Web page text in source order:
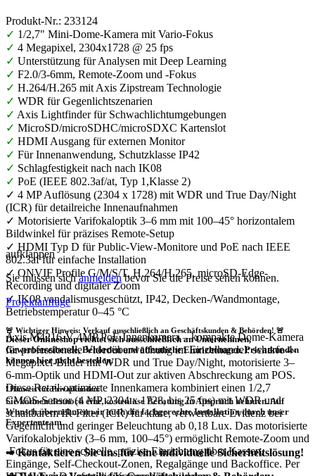
Produkt-Nr.: 233124
✓ 1/2,7" Mini-Dome-Kamera mit Vario-Fokus
✓ 4 Megapixel, 2304x1728 @ 25 fps
✓ Unterstützung für Analysen mit Deep Learning
✓ F2.0/3-6mm, Remote-Zoom und -Fokus
✓ H.264/H.265 mit Axis Zipstream Technologie
✓ WDR für Gegenlichtszenarien
✓ Axis Lightfinder für Schwachlichtumgebungen
✓ MicroSD/microSDHC/microSDXC Kartenslot
✓ HDMI Ausgang für externen Monitor
✓ Für Innenanwendung, Schutzklasse IP42
✓ Schlagfestigkeit nach nach IK08
✓ PoE (IEEE 802.3af/at, Typ 1,Klasse 2)
✓ 4 MP Auflösung (2304 x 1728) mit WDR und True Day/Night
(ICR) für detailreiche Innenaufnahmen
✓ Motorisierte Varifokaloptik 3–6 mm mit 100–45° horizontalem
Bildwinkel für präzises Remote-Setup
✓ HDMI Typ D für Public-View-Monitore und PoE nach IEEE
802.3af für einfache Installation
✓ ONVIF Profile G/M/S/T, H.264/H.265, microSD-Edge-
Recording und digitaler Zoom
✓ IK08 vandalismusgeschützt, IP42, Decken-/Wandmontage,
Betriebstemperatur 0–45 °C
Axis M4216‑V 4MP PoE Innenkamera – kompakte Dome-Kamera
für professionelle Videoüberwachung im Einzelhandel: scharfe 4-
Megapixel-Bilder mit WDR und True Day/Night, motorisierte 3–
6‑mm-Optik und HDMI-Out zur aktiven Abschreckung am POS.
Diese Retail‑optimierte Innenkamera kombiniert einen 1/2,7
CMOS‑Sensor (4 MP, 2304 x 1728, bis 25 fps) mit WDR und
schaltbarem IR‑Filter (ICR) für klare, verwertbare Evidenz bei
Gegenlicht und geringer Beleuchtung ab 0,18 Lux. Das motorisierte
Varifokalobjektiv (3–6 mm, 100–45°) ermöglicht Remote‑Zoom und
-Fokus für eine schnelle, präzise Einrichtung über Kassen,
Eingänge, Self‑Checkout‑Zonen, Regalgänge und Backoffice. Per
aufklappen
Sie müssen sichanmeldenbevor Sie die Preise sehen können.
Projektanfrage
🚨 Wichtiger Hinweis: Verkauf ausschließlich an Geschäftskunden & Behörden! 🚨
Dieser Onlineshop richtet sichausschließlichan Unternehmen,
Gewerbetreibende, Behörden und öffentliche Einrichtungen.Privatkunden
können hier nicht bestellen.
❗Hinweis für Privatkunden:
Sie können dennoch einekostenlose Beratungin Anspruch nehmen. Auf
Wunsch übernehmen wir auch diefachgerechte Installationdurch unser
Expertenteam.
➡Kontaktieren Sie uns für eine individuelle Sicherheitslösung!